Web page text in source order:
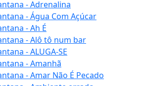
- Adrenalina
- Água Com Açúcar
- Ah É
- Alô tô num bar
- ALUGA-SE
- Amanhã
- Amar Não É Pecado